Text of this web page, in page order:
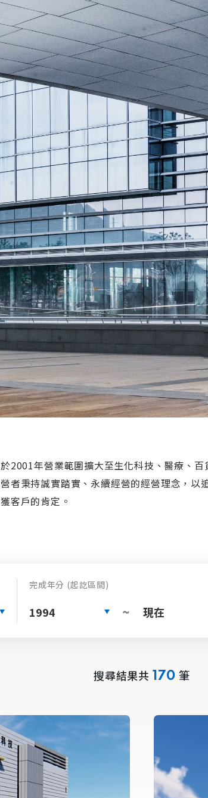
於2001年營業範圍擴大至生化科技、醫療、
營者秉持誠實踏實、永續經營的經營理念，以
獲客戶的肯定。
完成年分 (起訖區間)
1994 ~ 現在
搜尋結果共 170 筆